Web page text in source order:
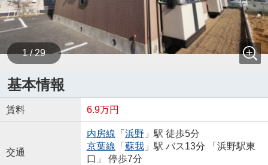
1 / 29
基本情報
賃料 6.9万円
交通
内房線 「 浜野 」駅 徒歩5分
京葉線 「 蘇我」駅 バス13分 「浜野駅東
口」 停歩7分